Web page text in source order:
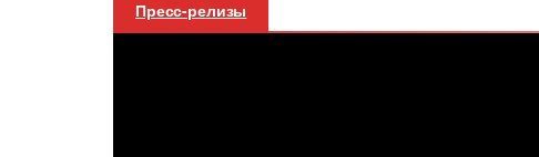
Пресс-релизы